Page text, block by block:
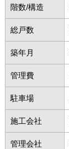
階数/構造
総戸数
築年月
管理費
駐車場
施工会社
管理会社